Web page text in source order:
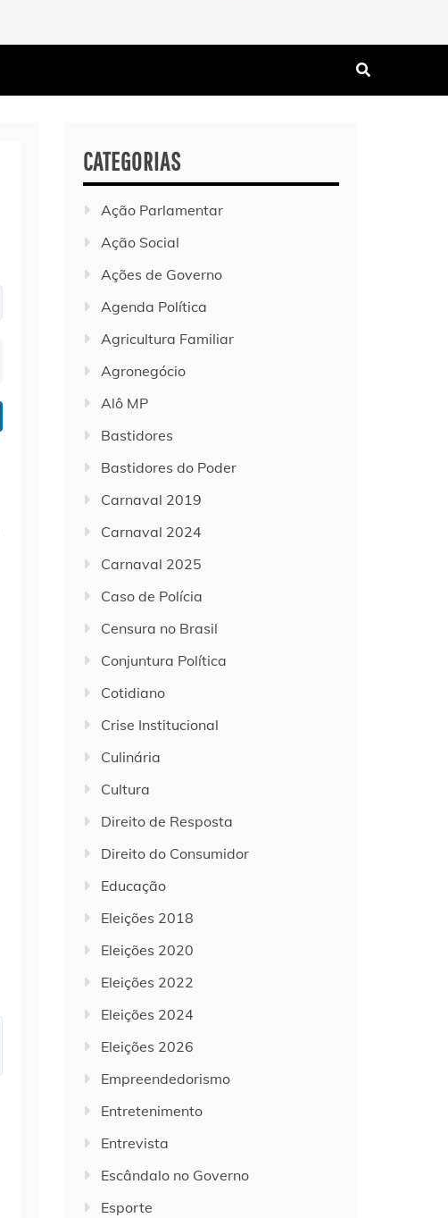
CATEGORIAS
Ação Parlamentar
Ação Social
Ações de Governo
Agenda Política
Agricultura Familiar
Agronegócio
Alô MP
Bastidores
Bastidores do Poder
Carnaval 2019
Carnaval 2024
Carnaval 2025
Caso de Polícia
Censura no Brasil
Conjuntura Política
Cotidiano
Crise Institucional
Culinária
Cultura
Direito de Resposta
Direito do Consumidor
Educação
Eleições 2018
Eleições 2020
Eleições 2022
Eleições 2024
Eleições 2026
Empreendedorismo
Entretenimento
Entrevista
Escândalo no Governo
Esporte